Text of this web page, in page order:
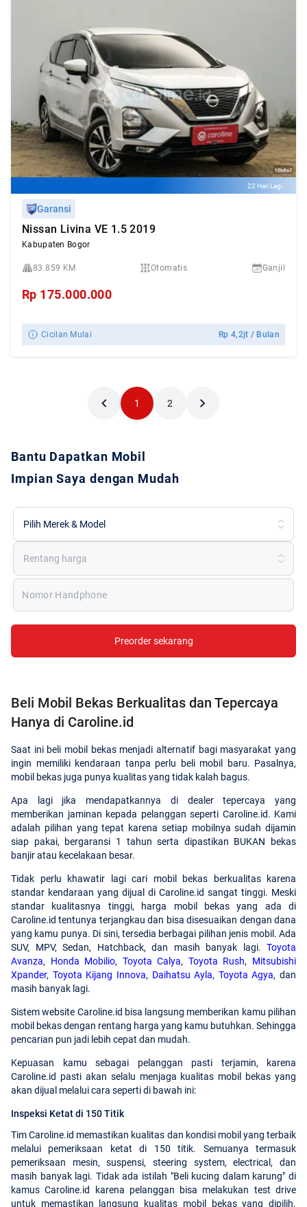
22 Hari Lagi
Garansi
Nissan Livina VE 1.5 2019
Kabupaten Bogor
83.859 KM Otomatis Ganjil
Rp 175.000.000
Cicilan Mulai Rp4,2jt / Bulan
1 2
Bantu Dapatkan Mobil
Impian Saya dengan Mudah
Pilih Merek & Model
Rentang harga
Nomor Handphone
Preorder sekarang
Beli Mobil Bekas Berkualitas dan Tepercaya
Hanya di Caroline.id
Saat ini beli mobil bekas menjadi alternatif bagi masyarakat yang
ingin memiliki kendaraan tanpa perlu beli mobil baru. Pasalnya,
mobil bekas juga punya kualitas yang tidak kalah bagus.
Apa lagi jika mendapatkannya di dealer tepercaya yang
memberikan jaminan kepada pelanggan seperti Caroline.id. Kami
adalah pilihan yang tepat karena setiap mobilnya sudah dijamin
siap pakai, bergaransi 1 tahun serta dipastikan BUKAN bekas
banjir atau kecelakaan besar.
Tidak perlu khawatir lagi cari mobil bekas berkualitas karena
standar kendaraan yang dijual di Caroline.id sangat tinggi. Meski
standar kualitasnya tinggi, harga mobil bekas yang ada di
Caroline.id tentunya terjangkau dan bisa disesuaikan dengan dana
yang kamu punya. Di sini, tersedia berbagai pilihan jenis mobil. Ada
SUV, MPV, Sedan, Hatchback, dan masih banyak lagi. Toyota
Avanza, Honda Mobilio, Toyota Calya, Toyota Rush, Mitsubishi
Xpander, Toyota Kijang Innova, Daihatsu Ayla, Toyota Agya, dan
masih banyak lagi.
Sistem website Caroline.id bisa langsung memberikan kamu pilihan
mobil bekas dengan rentang harga yang kamu butuhkan. Sehingga
pencarian pun jadi lebih cepat dan mudah.
Kepuasan kamu sebagai pelanggan pasti terjamin, karena
Caroline.id pasti akan selalu menjaga kualitas mobil bekas yang
akan dijual melalui cara seperti di bawah ini:
Inspeksi Ketat di 150 Titik
Tim Caroline.id memastikan kualitas dan kondisi mobil yang terbaik
melalui pemeriksaan ketat di 150 titik. Semuanya termasuk
pemeriksaan mesin, suspensi, steering system, electrical, dan
masih banyak lagi. Tidak ada istilah "Beli kucing dalam karung" di
kamus Caroline.id karena pelanggan bisa melakukan test drive
untuk memastikan langsung kualitas mobil bekas yang dipilih.